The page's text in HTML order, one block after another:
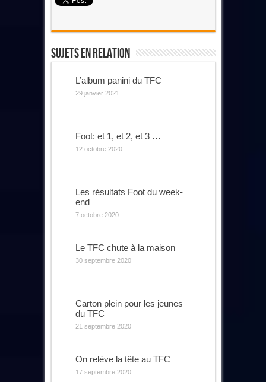
Sujets En Relation
L’album panini du TFC
29 janvier 2021
Foot: et 1, et 2, et 3 …
12 octobre 2020
Les résultats Foot du week-
end
7 octobre 2020
Le TFC chute à la maison
30 septembre 2020
Carton plein pour les jeunes
du TFC
21 septembre 2020
On relève la tête au TFC
17 septembre 2020